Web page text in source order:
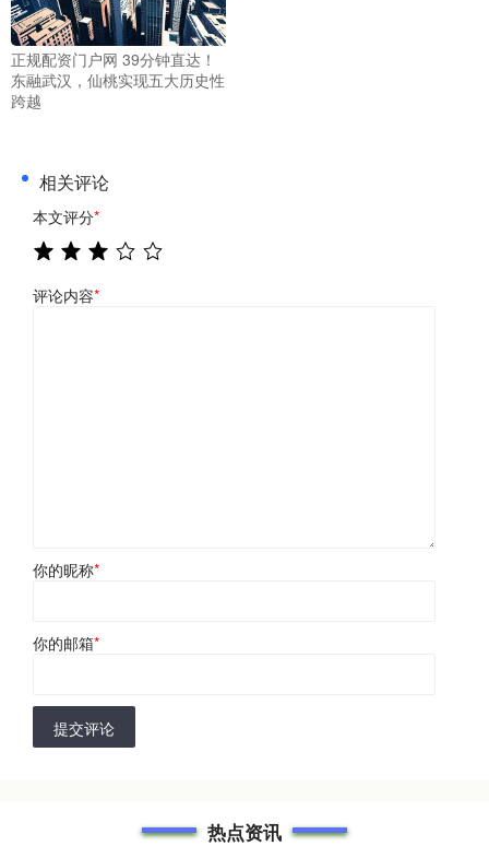
正规配资门户网 39分钟直达！
东融武汉，仙桃实现五大历史性
跨越
相关评论
本文评分*
评论内容*
你的昵称*
你的邮箱*
提交评论
热点资讯